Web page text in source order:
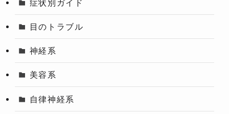
症状別ガイド
目のトラブル
神経系
美容系
自律神経系